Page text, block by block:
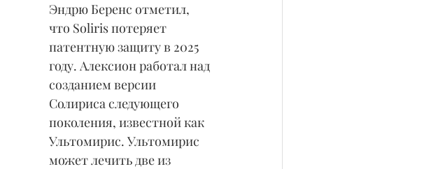
Эндрю Беренс отметил,
что Soliris потеряет
патентную защиту в 2025
году. Алексион работал над
созданием версии
Солириса следующего
поколения, известной как
Ультомирис. Ультомирис
может лечить две из